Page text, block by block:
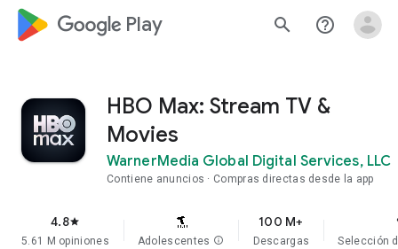
google_logo Play search help_outline
HBO Max: Stream TV &
Movies
WarnerMedia Global Digital Services, LLC
Contiene anuncios Compras directas desde la app
4.8star
5.61 M opiniones Adolescentes info
100 M+
Descargas Selección